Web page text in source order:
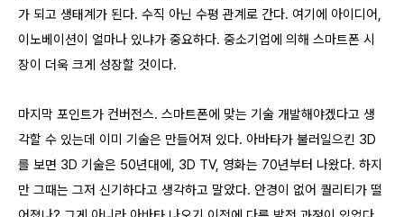
가 되고 생태계가 된다. 수직 아닌 수평 관계로 간다. 여기에 아이디어,
이노베이션이 얼마나 있냐가 중요하다. 중소기업에 의해 스마트폰 시
장이 더욱 크게 성장할 것이다.
마지막 포인트가 컨버전스. 스마트폰에 맞는 기술 개발해야겠다고 생
각할 수 있는데 이미 기술은 만들어져 있다. 아바타가 불러일으킨 3D
를 보면 3D 기술은 50년대에, 3D TV, 영화는 70년부터 나왔다. 하지
만 그때는 그저 신기하다고 생각하고 말았다. 안경이 없어 퀄리티가 떨